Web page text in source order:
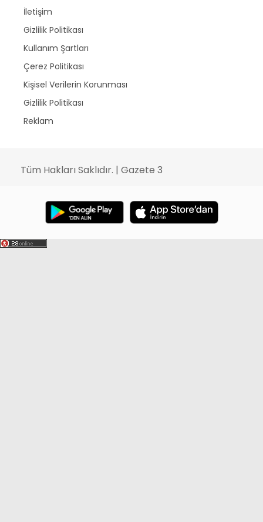
İletişim
Gizlilik Politikası
Kullanım Şartları
Çerez Politikası
Kişisel Verilerin Korunması
Gizlilik Politikası
Reklam
Tüm Hakları Saklıdır. | Gazete 3